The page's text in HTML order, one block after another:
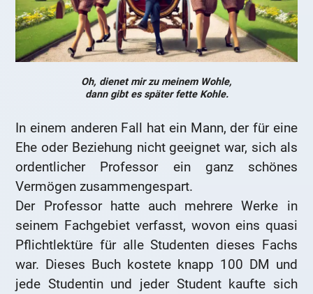
Oh, dienet mir zu meinem Wohle,
dann gibt es später fette Kohle.
In einem anderen Fall hat ein Mann, der für eine
Ehe oder Beziehung nicht geeignet war, sich als
ordentlicher Professor ein ganz schönes
Vermögen zusammengespart.
Der Professor hatte auch mehrere Werke in
seinem Fachgebiet verfasst, wovon eins quasi
Pflichtlektüre für alle Studenten dieses Fachs
war. Dieses Buch kostete knapp 100 DM und
jede Studentin und jeder Student kaufte sich